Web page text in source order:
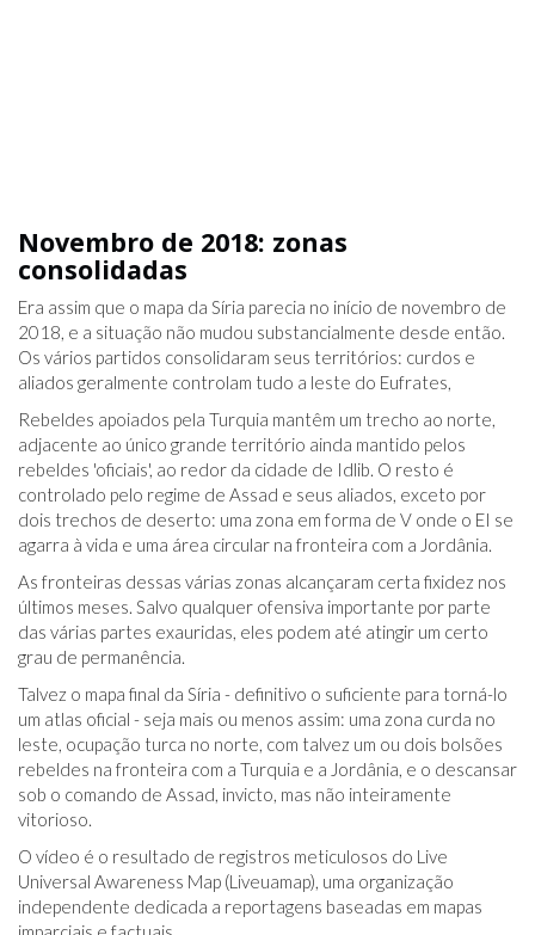
Novembro de 2018: zonas
consolidadas
Era assim que o mapa da Síria parecia no início de novembro de
2018, e a situação não mudou substancialmente desde então.
Os vários partidos consolidaram seus territórios: curdos e
aliados geralmente controlam tudo a leste do Eufrates,
Rebeldes apoiados pela Turquia mantêm um trecho ao norte,
adjacente ao único grande território ainda mantido pelos
rebeldes 'oficiais', ao redor da cidade de Idlib. O resto é
controlado pelo regime de Assad e seus aliados, exceto por
dois trechos de deserto: uma zona em forma de V onde o EI se
agarra à vida e uma área circular na fronteira com a Jordânia.
As fronteiras dessas várias zonas alcançaram certa fixidez nos
últimos meses. Salvo qualquer ofensiva importante por parte
das várias partes exauridas, eles podem até atingir um certo
grau de permanência.
Talvez o mapa final da Síria - definitivo o suficiente para torná-lo
um atlas oficial - seja mais ou menos assim: uma zona curda no
leste, ocupação turca no norte, com talvez um ou dois bolsões
rebeldes na fronteira com a Turquia e a Jordânia, e o descansar
sob o comando de Assad, invicto, mas não inteiramente
vitorioso.
O vídeo é o resultado de registros meticulosos do Live
Universal Awareness Map (Liveuamap), uma organização
independente dedicada a reportagens baseadas em mapas